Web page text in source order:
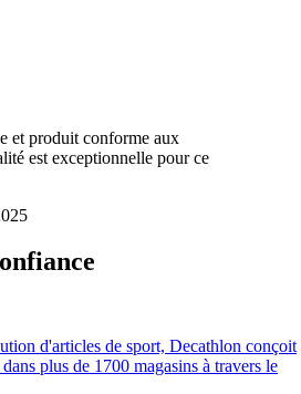
et produit conforme aux
est exceptionnelle pour ce
d'articles de sport, Decathlon conçoit
plus de 1700 magasins à travers le